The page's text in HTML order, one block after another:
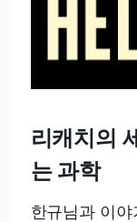
리캐치의
는 과학
한규님과 이